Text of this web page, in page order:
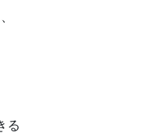
る